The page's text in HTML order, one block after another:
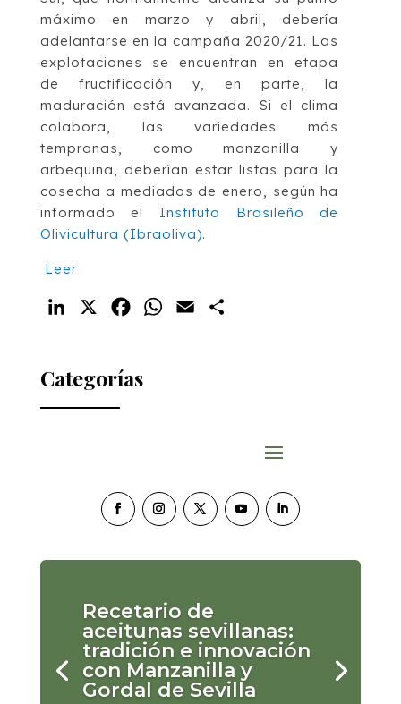
máximo en marzo y abril, debería
adelantarse en la campaña 2020/21. Las
explotaciones se encuentran en etapa
de fructificación y, en parte, la
maduración está avanzada. Si el clima
colabora, las variedades más
tempranas, como manzanilla y
arbequina, deberían estar listas para la
cosecha a mediados de enero, según ha
informado el
Instituto Brasileño de
Olivicultura (Ibraoliva).
Leer
LinkedIn FacebookWhatsApp
Email
Categorías
Recetario de
aceitunas sevillanas:
tradición e innovación
con Manzanilla y
Gordal de Sevilla